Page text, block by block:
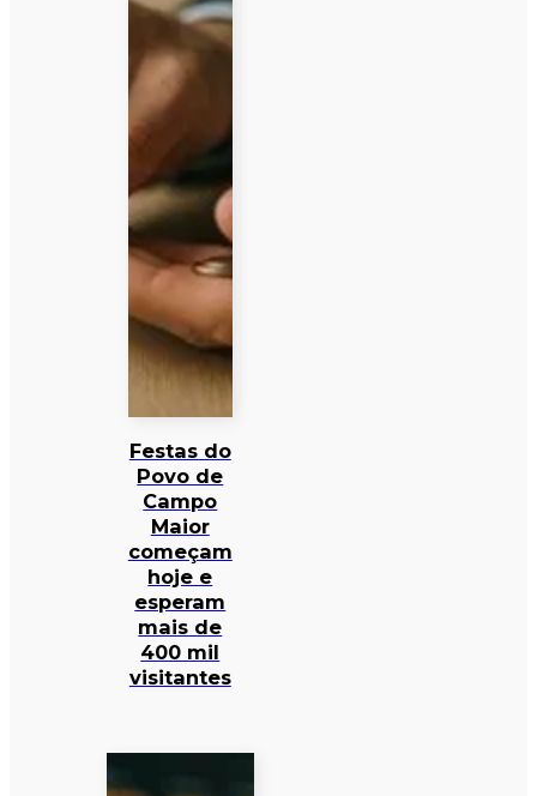
Festas do
Povo de
Campo
Maior
começam
hoje e
esperam
mais de
400 mil
visitantes